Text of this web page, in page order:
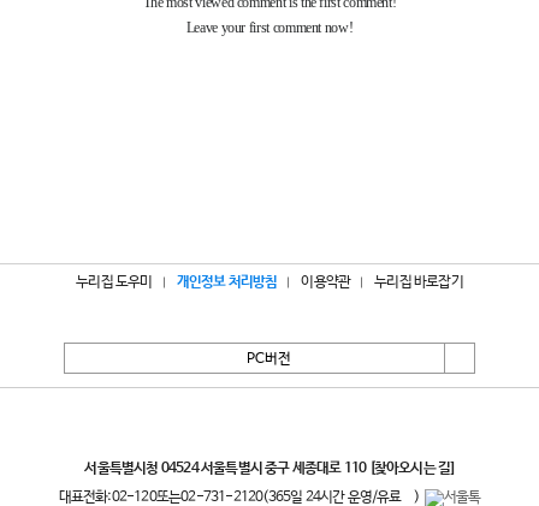
누리집 도우미 개인정보 처리방침 이용약관 누리집 바로잡기
PC버전
서울특별시청 04524 서울특별시 중구 세종대로 110 [찾아오시는 길]
대표전화:02-120또는02-731-2120(365일 24시간 운영/유료 )